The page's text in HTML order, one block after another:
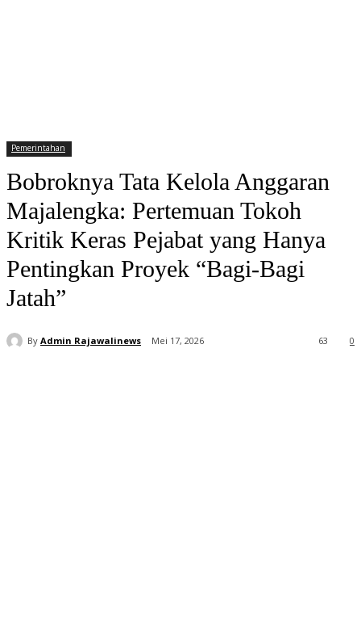
Pemerintahan
Bobroknya Tata Kelola Anggaran
Majalengka: Pertemuan Tokoh
Kritik Keras Pejabat yang Hanya
Pentingkan Proyek “Bagi-Bagi
Jatah”
By Admin Rajawalinews Mei 17, 2026 0
63